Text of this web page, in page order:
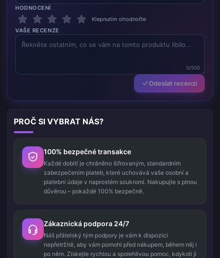
HODNOCENÍ
Klepnutím ohodnoťte
VAŠE RECENZE
0/500
Odeslat recenzi
PROČ SI VYBRAT NÁS?
100% bezpečné transakce
Každé dobití je chráněno šifrovaným, standardním
zabezpečením plateb, které uchovává vaše osobní a
platební údaje v naprostém soukromí. Nakupujte s plnou
důvěrou – pokaždé 100% bezpečně.
Zákaznická podpora 24/7
Náš přátelský tým podpory je vám k dispozici
nepřetržitě, aby vám pomohl před nákupem, během něj i
po něm. Získejte rychlou a spolehlivou pomoc, kdykoli ji